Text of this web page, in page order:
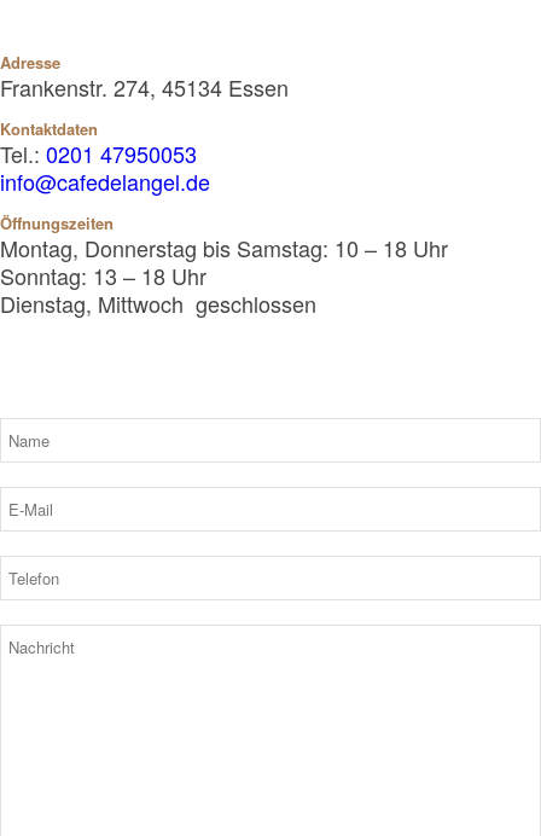
Adresse
Frankenstr. 274, 45134 Essen
Kontaktdaten
Tel.: 0201 47950053
info@cafedelangel.de
Öffnungszeiten
Montag, Donnerstag bis Samstag: 10 – 18 Uhr
Sonntag: 13 – 18 Uhr
Dienstag, Mittwoch geschlossen